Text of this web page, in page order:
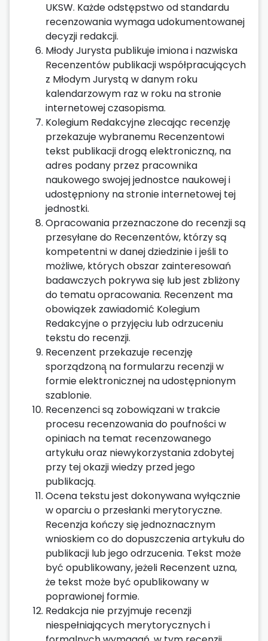
UKSW. Każde odstępstwo od standardu
recenzowania wymaga udokumentowanej
decyzji redakcji.
Młody Jurysta publikuje imiona i nazwiska
Recenzentów publikacji współpracujących
z Młodym Jurystą w danym roku
kalendarzowym raz w roku na stronie
internetowej czasopisma.
Kolegium Redakcyjne zlecając recenzję
przekazuje wybranemu Recenzentowi
tekst publikacji drogą elektroniczną, na
adres podany przez pracownika
naukowego swojej jednostce naukowej i
udostępniony na stronie internetowej tej
jednostki.
Opracowania przeznaczone do recenzji są
przesyłane do Recenzentów, którzy są
kompetentni w danej dziedzinie i jeśli to
możliwe, których obszar zainteresowań
badawczych pokrywa się lub jest zbliżony
do tematu opracowania. Recenzent ma
obowiązek zawiadomić Kolegium
Redakcyjne o przyjęciu lub odrzuceniu
tekstu do recenzji.
Recenzent przekazuje recenzję
sporządzoną̨ na formularzu recenzji w
formie elektronicznej na udostępnionym
szablonie.
Recenzenci są zobowiązani w trakcie
procesu recenzowania do poufności w
opiniach na temat recenzowanego
artykułu oraz niewykorzystania zdobytej
przy tej okazji wiedzy przed jego
publikacją.
Ocena tekstu jest dokonywana wyłącznie
w oparciu o przesłanki merytoryczne.
Recenzja kończy się jednoznacznym
wnioskiem co do dopuszczenia artykułu do
publikacji lub jego odrzucenia. Tekst może
być opublikowany, jeżeli Recenzent uzna,
że tekst może być opublikowany w
poprawionej formie.
Redakcja nie przyjmuje recenzji
niespełniających merytorycznych i